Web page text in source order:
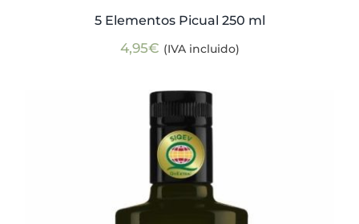
5 Elementos Picual 250 ml
4,95€ (IVA incluido)